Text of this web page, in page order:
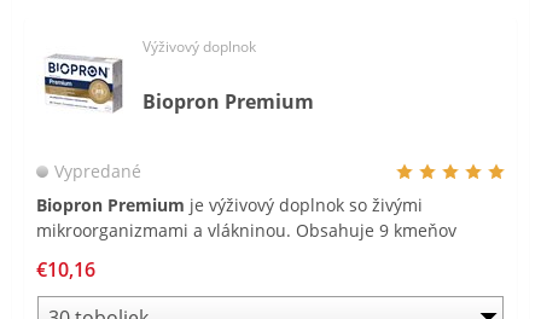
Výživový doplnok
Biopron Premium
Vypredané
Biopron Premium je výživový doplnok so živými
mikroorganizmami a vlákninou. Obsahuje 9 kmeňov
je obohatený o fruktooligosacharidy a je vhodný pre deti
od 3 rokov a dospelých.
€10,16